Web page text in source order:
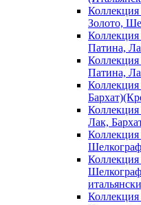
Золото,
Патина,
Патина,
Лак,